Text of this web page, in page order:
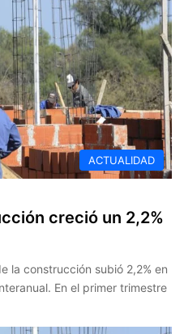
ACTUALIDAD
creció un 2,2%
la construcción subió 2,2% en
En el primer trimestre